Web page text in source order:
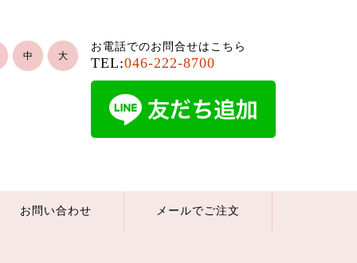
お電話でのお問合せはこちら
TEL:046-222-8700
中 大
お問い合わせ メールでご注文